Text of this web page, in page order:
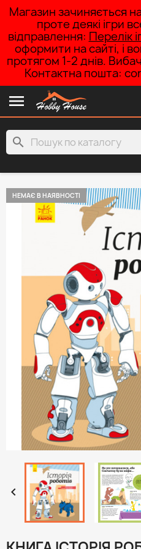
Магазин зачиняється
проте деякі ігри
відправлення: Перелік
оформити на сайті, і
протягом 1-2 днів.
Контактна пошта:

search
НЕМАЄ В НАЯВНОСТІ
